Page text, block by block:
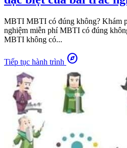
MBTI MBTI có đúng không? Khám
nghiệm miễn phí MBTI có đúng
MBTI không có...
Tiếp tục hành trình explore